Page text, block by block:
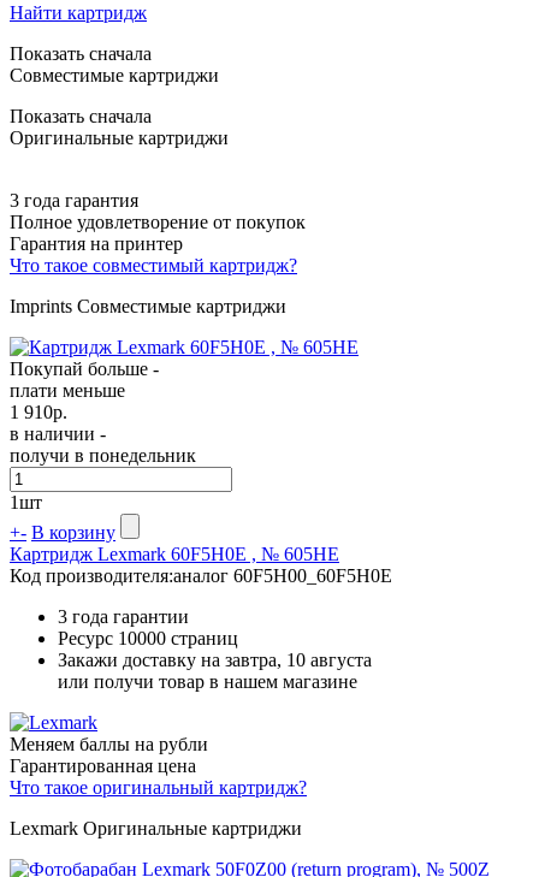
Найти картридж
Показать сначала
Совместимые картриджи
Показать сначала
Оригинальные картриджи
3 года гарантия
Полное удовлетворение от покупок
Гарантия на принтер
Что такое совместимый картридж?
Imprints Совместимые картриджи
Покупай больше -
плати меньше
1 910р.
в наличии -
получи в понедельник
1шт
+- В корзину
Картридж Lexmark 60F5H0E , № 605HE
Код производителя:аналог 60F5H00_60F5H0E
3 года гарантии
Ресурс 10000 страниц
Закажи доставку на завтра, 10 августа
или получи товар в нашем магазине
Меняем баллы на рубли
Гарантированная цена
Что такое оригинальный картридж?
Lexmark Оригинальные картриджи